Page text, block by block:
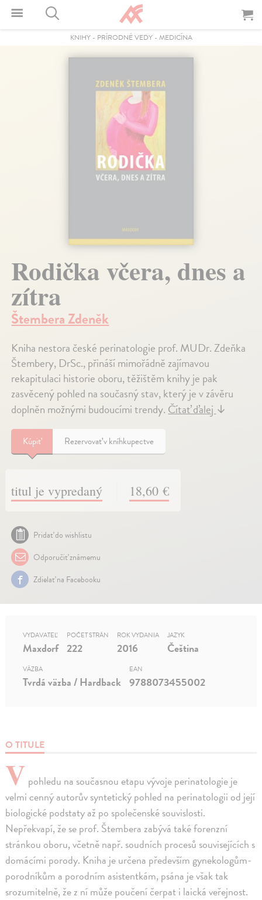
KNIHY- PRÍRODNÉ VEDY- MEDICÍNA
Rodička včera, dnes a
zítra
Štembera Zdeněk
Kniha nestora české perinatologie prof. MUDr. Zdeňka
Štembery, DrSc., přináší mimořádně zajímavou
rekapitulaci historie oboru, těžištěm knihy je pak
zasvěcený pohled na současný stav, který je v závěru
doplněn možnými budoucími trendy.Čítať ďalej↓
Kúpiť Rezervovať v kníhkupectve
titul je vypredaný 18,60 €
Pridať do wishlistu
Odporučiť známemu
Zdielať na Facebooku
O TITULE
V pohledu na současnou etapu vývoje perinatologie je
velmi cenný autorův syntetický pohled na perinatologii od její
biologické podstaty až po společenské souvislosti.
Nepřekvapí, že se prof. Štembera zabývá také forenzní
stránkou oboru, včetně např. soudních procesů souvisejících s
domácími porody. Kniha je určena především gynekologům-
porodníkům a porodním asistentkám, psána je však tak
srozumitelně, že z ní může poučení čerpat i laická veřejnost.
VYDAVATEĽ
Maxdorf
POČET STRÁN
222
ROK VYDANIA
2016
JAZYK
Čeština
VÄZBA
Tvrdá väzba / Hardback
EAN
9788073455002